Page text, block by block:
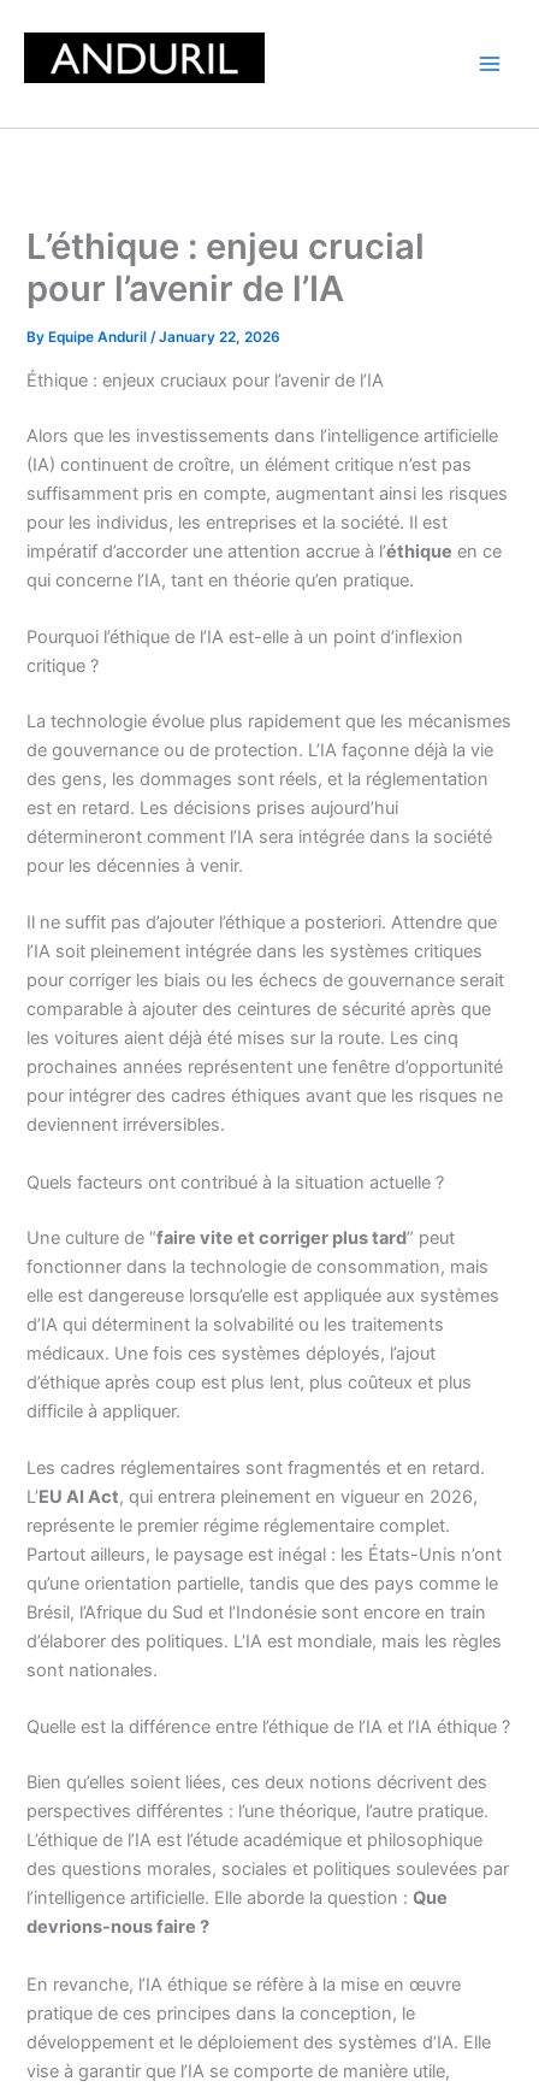
content
L’éthique : enjeu crucial
pour l’avenir de l’IA
By Equipe Anduril/January 22, 2026
Éthique : enjeux cruciaux pour l’avenir de l’IA
Alors que les investissements dans l’intelligence artificielle
(IA) continuent de croître, un élément critique n’est pas
suffisamment pris en compte, augmentant ainsi les risques
pour les individus, les entreprises et la société. Il est
impératif d’accorder une attention accrue à l’éthique en ce
qui concerne l’IA, tant en théorie qu’en pratique.
Pourquoi l’éthique de l’IA est-elle à un point d’inflexion
critique ?
La technologie évolue plus rapidement que les mécanismes
de gouvernance ou de protection. L’IA façonne déjà la vie
des gens, les dommages sont réels, et la réglementation
est en retard. Les décisions prises aujourd’hui
détermineront comment l’IA sera intégrée dans la société
pour les décennies à venir.
Il ne suffit pas d’ajouter l’éthique a posteriori. Attendre que
l’IA soit pleinement intégrée dans les systèmes critiques
pour corriger les biais ou les échecs de gouvernance serait
comparable à ajouter des ceintures de sécurité après que
les voitures aient déjà été mises sur la route. Les cinq
prochaines années représentent une fenêtre d’opportunité
pour intégrer des cadres éthiques avant que les risques ne
deviennent irréversibles.
Quels facteurs ont contribué à la situation actuelle ?
Une culture de “faire vite et corriger plus tard” peut
fonctionner dans la technologie de consommation, mais
elle est dangereuse lorsqu’elle est appliquée aux systèmes
d’IA qui déterminent la solvabilité ou les traitements
médicaux. Une fois ces systèmes déployés, l’ajout
d’éthique après coup est plus lent, plus coûteux et plus
difficile à appliquer.
Les cadres réglementaires sont fragmentés et en retard.
L’EU AI Act, qui entrera pleinement en vigueur en 2026,
représente le premier régime réglementaire complet.
Partout ailleurs, le paysage est inégal : les États-Unis n’ont
qu’une orientation partielle, tandis que des pays comme le
Brésil, l’Afrique du Sud et l’Indonésie sont encore en train
d’élaborer des politiques. L’IA est mondiale, mais les règles
sont nationales.
Quelle est la différence entre l’éthique de l’IA et l’IA éthique ?
Bien qu’elles soient liées, ces deux notions décrivent des
perspectives différentes : l’une théorique, l’autre pratique.
L’éthique de l’IA est l’étude académique et philosophique
des questions morales, sociales et politiques soulevées par
l’intelligence artificielle. Elle aborde la question :Que
devrions-nous faire ?
En revanche, l’IA éthique se réfère à la mise en œuvre
pratique de ces principes dans la conception, le
développement et le déploiement des systèmes d’IA. Elle
vise à garantir que l’IA se comporte de manière utile,